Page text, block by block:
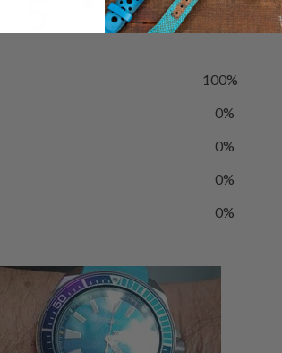
1 review
100%
0%
0%
0%
0%